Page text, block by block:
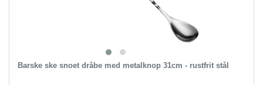
Barske ske snoet dråbe med metalknop 31cm - rustfrit stål